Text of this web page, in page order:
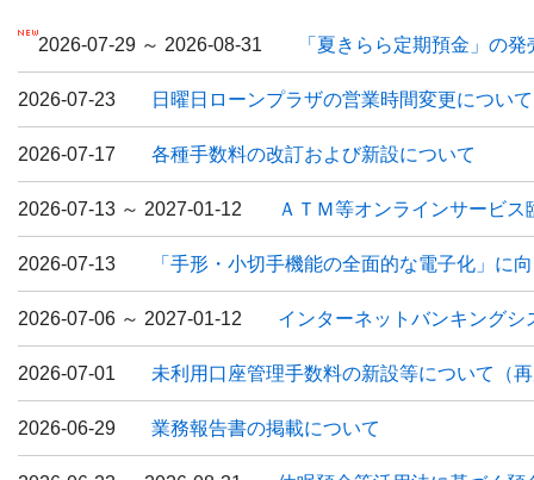
2026-07-29 ～ 2026-08-31 「夏きらら定期預金」の
2026-07-23 日曜日ローンプラザの営業時間変更について
2026-07-17 各種手数料の改訂および新設について
2026-07-13 ～ 2027-01-12 ＡＴＭ等オンラインサービ
2026-07-13 「手形・小切手機能の全面的な電子化」に
2026-07-06 ～ 2027-01-12 インターネットバンキング
2026-07-01 未利用口座管理手数料の新設等について（
2026-06-29 業務報告書の掲載について